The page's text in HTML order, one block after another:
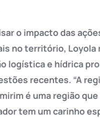
o impacto das
no território, Loyola
logística e hídrica
recentes. “A
é uma região que
tem um carinho